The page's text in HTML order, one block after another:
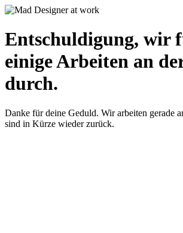
Entschuldigung, wir
einige Arbeiten an
durch.
Danke für deine Geduld. Wir arbeiten gerade
sind in Kürze wieder zurück.